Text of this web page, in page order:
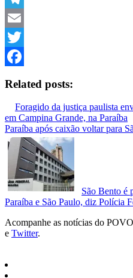
Telegram
Email
Twitter
Related posts:
Foragido da justiça paulista
em Campina Grande, na Paraíba
Paraíba após caixão voltar para
São Bento é
Paraíba e São Paulo, diz Polícia
Acompanhe as notícias do
e Twitter.